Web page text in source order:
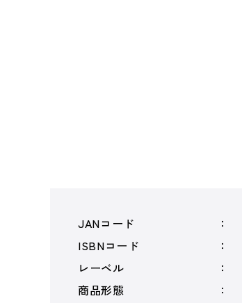
JANコード
ISBNコード
レーベル
商品形態